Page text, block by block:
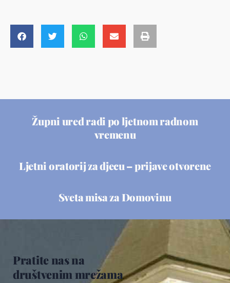
Župni ured radi po ljetnom radnom
vremenu
Ljetni oratorij za djecu – prijave otvorene
Sveta misa za Domovinu
Pratite nas na
društvenim mrežama